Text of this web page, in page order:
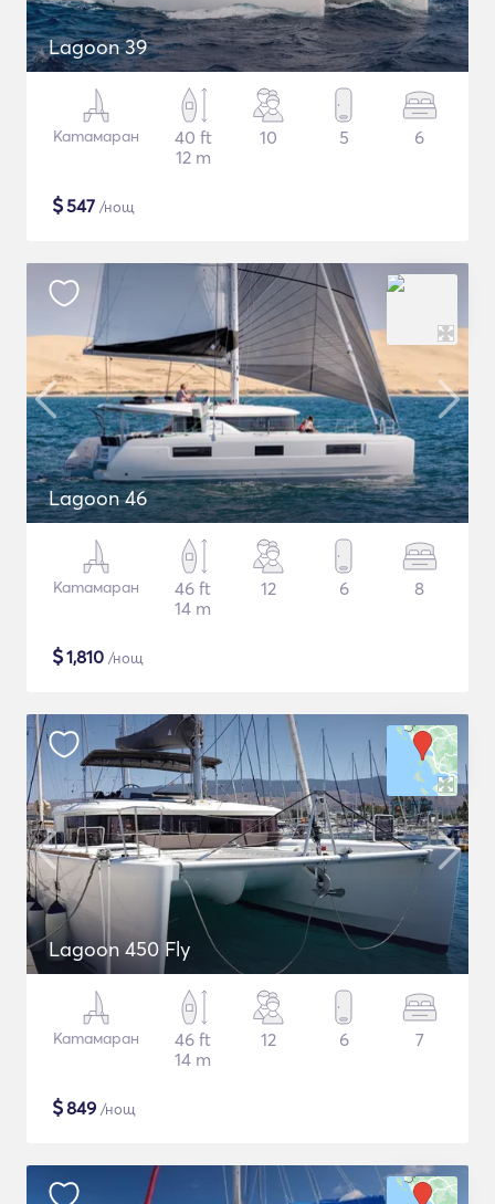
Lagoon 39
Катамаран
40 ft
12 m
10 5 6
$547 /нощ
Lagoon 46
Катамаран
46 ft
14 m
12 6 8
$1,810 /нощ
Lagoon 450 Fly
Катамаран
46 ft
14 m
12 6 7
$849 /нощ